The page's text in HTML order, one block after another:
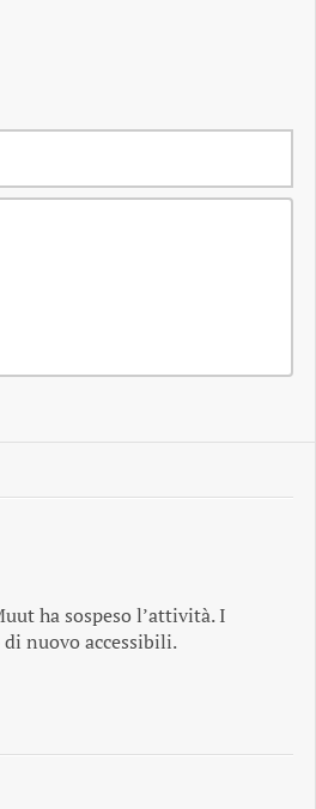
ha sospeso l’attività. I
nuovo accessibili.